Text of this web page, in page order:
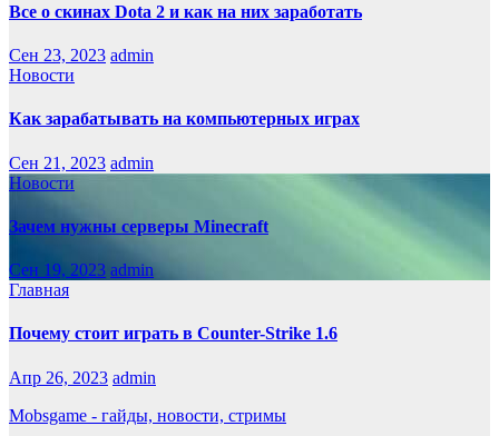
Все о скинах Dota 2 и как на них заработать
Сен 23, 2023 admin
Новости
Как зарабатывать на компьютерных играх
Сен 21, 2023 admin
Новости
Зачем нужны серверы Minecraft
Сен 19, 2023 admin
Главная
Почему стоит играть в Counter-Strike 1.6
Апр 26, 2023 admin
Mobsgame - гайды, новости, стримы